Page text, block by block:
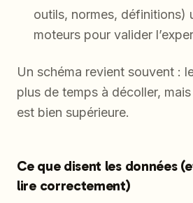
outils, normes, définitions)
moteurs pour valider
Un schéma revient souvent :
plus de temps à décoller,
est bien supérieure.
Ce que disent les données
lire correctement)